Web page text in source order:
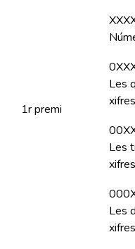
1r premi
Les
xifres
Les
xifres
Les
xifres